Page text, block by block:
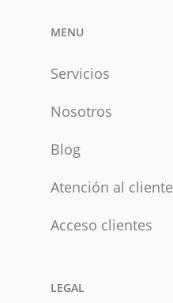
MENU
Servicios
Nosotros
Blog
Atención al cliente
Acceso clientes
LEGAL